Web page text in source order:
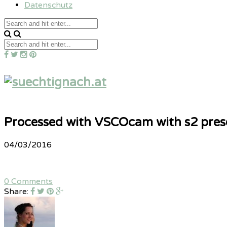
Datenschutz
Processed with VSCOcam with s2
04/03/2016
0 Comments
Share: